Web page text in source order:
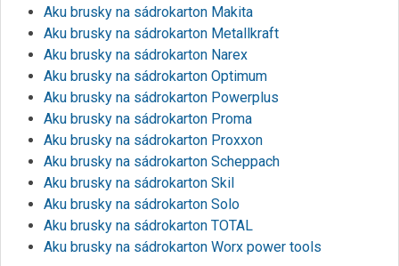
Aku brusky na sádrokarton Makita
Aku brusky na sádrokarton Metallkraft
Aku brusky na sádrokarton Narex
Aku brusky na sádrokarton Optimum
Aku brusky na sádrokarton Powerplus
Aku brusky na sádrokarton Proma
Aku brusky na sádrokarton Proxxon
Aku brusky na sádrokarton Scheppach
Aku brusky na sádrokarton Skil
Aku brusky na sádrokarton Solo
Aku brusky na sádrokarton TOTAL
Aku brusky na sádrokarton Worx power tools